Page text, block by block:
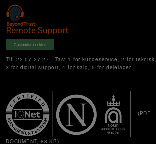
Customise cookies
Tlf. 22 07 27 27 - Tast 1 for kundeservice, 2 for teknisk,
3 for digital support, 4 for salg, 5 for delelager
(PDF
DOCUMENT, 88 KB)